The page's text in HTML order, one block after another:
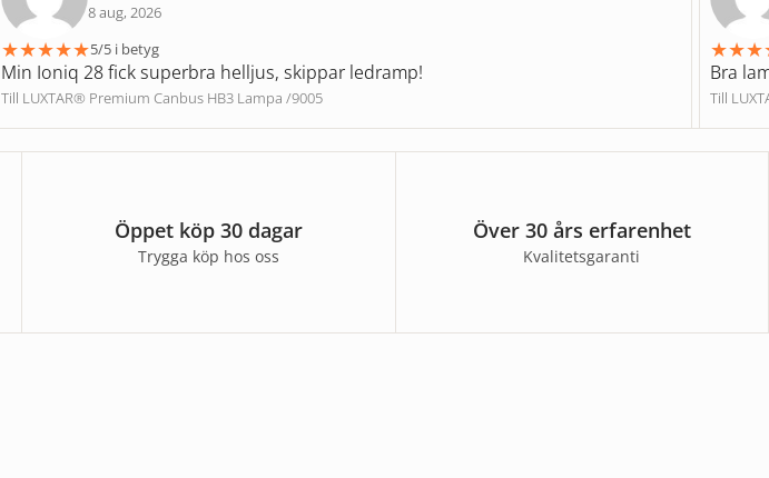
8 aug, 2026
★★★★★5/5 i betyg
Min Ioniq 28 fick superbra helljus, skippar ledramp!
Till LUXTAR® Premium Canbus HB3 Lampa /9005
★★★
Bra
Till
Öppet köp 30 dagar
Trygga köp hos oss
Över 30 års erfarenhet
Kvalitetsgaranti